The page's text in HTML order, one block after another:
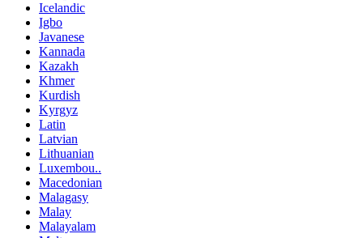
Icelandic
Igbo
Javanese
Kannada
Kazakh
Khmer
Kurdish
Kyrgyz
Latin
Latvian
Lithuanian
Luxembou..
Macedonian
Malagasy
Malay
Malayalam